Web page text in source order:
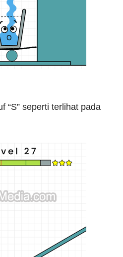
“S” seperti terlihat pada